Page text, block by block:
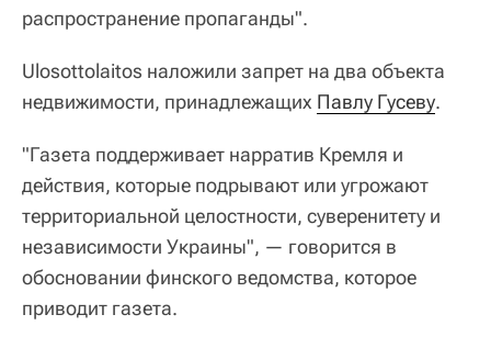
распространение пропаганды".
Ulosottolaitos наложили запрет на два объекта
недвижимости, принадлежащих Павлу Гусеву.
"Газета поддерживает нарратив Кремля и
действия, которые подрывают или угрожают
территориальной целостности, суверенитету и
независимости Украины", — говорится в
обосновании финского ведомства, которое
приводит газета.